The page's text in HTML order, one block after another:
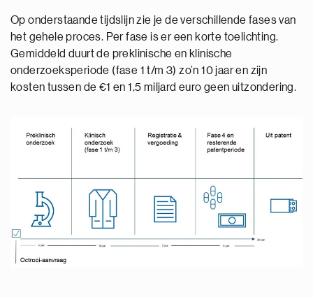
Op onderstaande tijdslijn zie je de verschillende fases van
het gehele proces. Per fase is er een korte toelichting.
Gemiddeld duurt de preklinische en klinische
onderzoeksperiode (fase 1 t/m 3) zo’n 10 jaar en zijn
kosten tussen de €1 en 1,5 miljard euro geen uitzondering.